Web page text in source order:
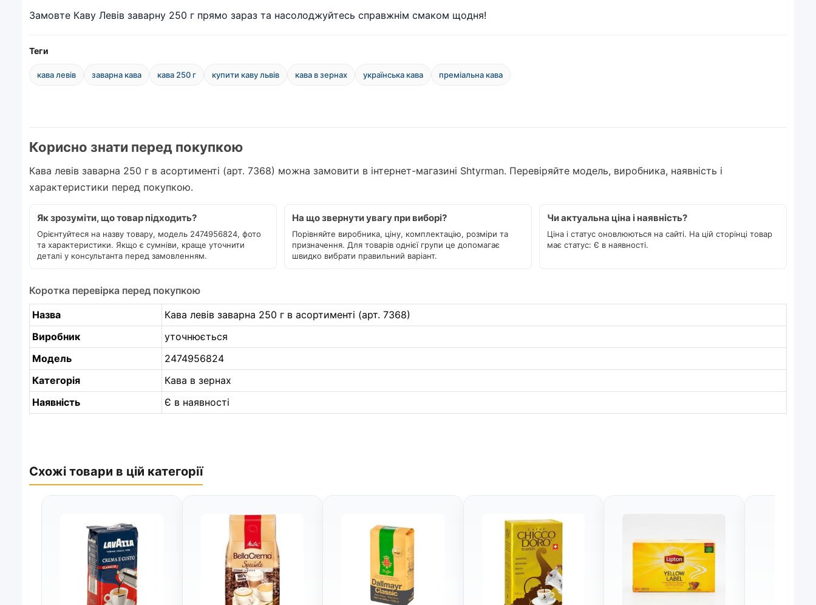
Замовте Каву Левів заварну 250 г прямо зараз та насолоджуйтесь справжнім смаком щодня!
Теги
кава левів заварна кава кава 250 г купити каву львів кава в зернах українська кава преміальна кава
Корисно знати перед покупкою
Кава левів заварна 250 г в асортименті (арт. 7368) можна замовити в інтернет-магазині Shtyrman. Перевіряйте модель, виробника, наявність і
характеристики перед покупкою.
Як зрозуміти, що товар підходить?
Орієнтуйтеся на назву товару, модель 2474956824, фото
та характеристики. Якщо є сумніви, краще уточнити
деталі у консультанта перед замовленням.
На що звернути увагу при виборі?
Порівняйте виробника, ціну, комплектацію, розміри та
призначення. Для товарів однієї групи це допомагає
швидко вибрати правильний варіант.
Чи актуальна ціна і наявність?
Ціна і статус оновлюються на сайті. На цій сторінці товар
має статус: Є в наявності.
Коротка перевірка перед покупкою
Назва
Кава левів заварна 250 г в асортименті (арт. 7368)
Виробник
уточнюється
Модель
2474956824
Категорія
Кава в зернах
Наявність
Є в наявності
Схожі товари в цій категорії